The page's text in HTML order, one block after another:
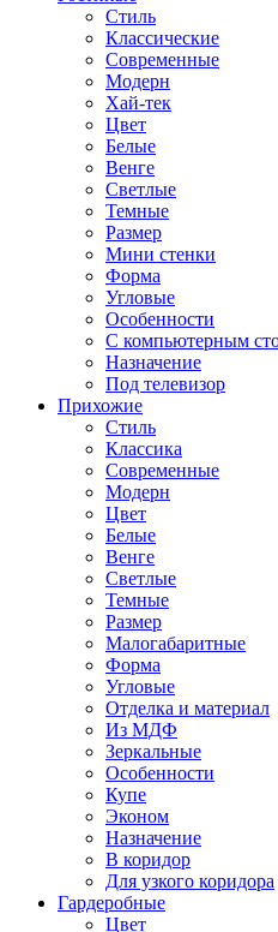
Стиль
Классические
Современные
Модерн
Хай-тек
Цвет
Белые
Венге
Светлые
Темные
Размер
Мини стенки
Форма
Угловые
Особенности
С компьютерным
Назначение
Под телевизор
Прихожие
Стиль
Классика
Современные
Модерн
Цвет
Белые
Венге
Светлые
Темные
Размер
Малогабаритные
Форма
Угловые
Отделка и материал
Из МДФ
Зеркальные
Особенности
Купе
Эконом
Назначение
В коридор
Для узкого коридора
Гардеробные
Цвет